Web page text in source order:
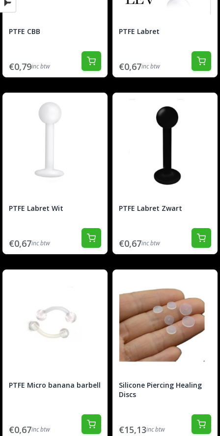
PTFE CBB
€0,79inc btw
PTFE Labret
€0,67inc btw
PTFE Labret Wit
€0,67inc btw
PTFE Labret Zwart
€0,67inc btw
PTFE Micro banana barbell
€0,67inc btw
Silicone Piercing Healing
Discs
€15,13inc btw